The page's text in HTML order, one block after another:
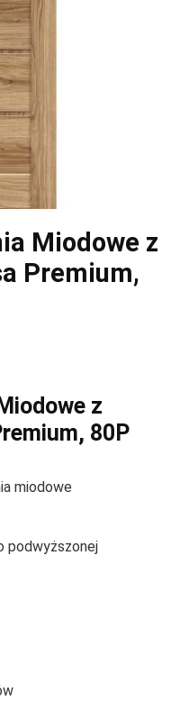
Miodowe z
Premium,
z
80P
miodowe
podwyższonej